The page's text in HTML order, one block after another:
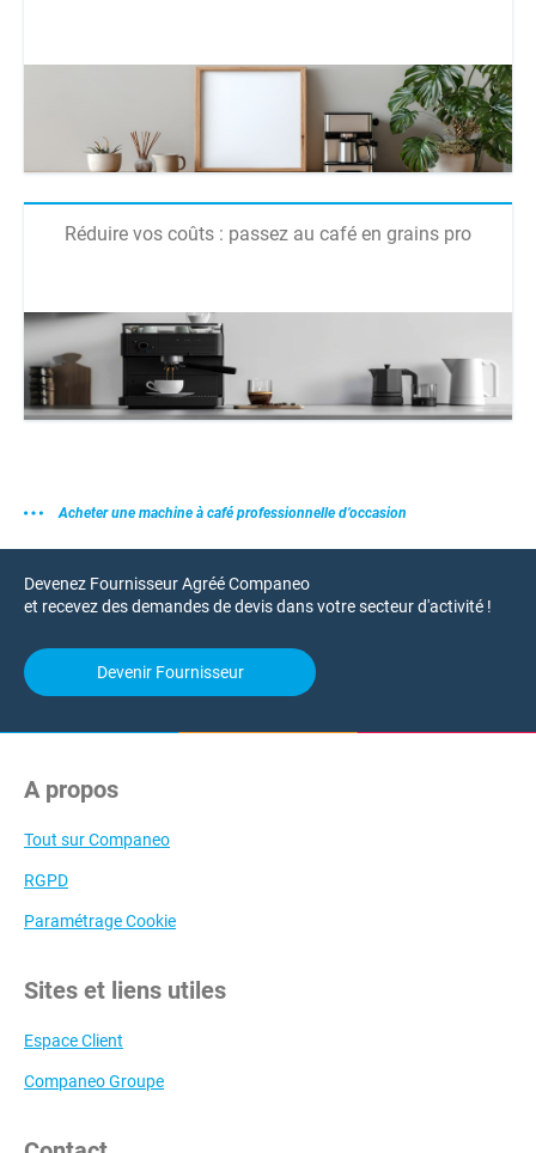
Réduire vos coûts : passez au café en grains pro
Acheter une machine à café professionnelle d’occasion
Devenez Fournisseur Agréé Companeo
et recevez des demandes de devis dans votre secteur d'activité !
Devenir Fournisseur
A propos
Tout sur Companeo
RGPD
Paramétrage Cookie
Sites et liens utiles
Espace Client
Companeo Groupe